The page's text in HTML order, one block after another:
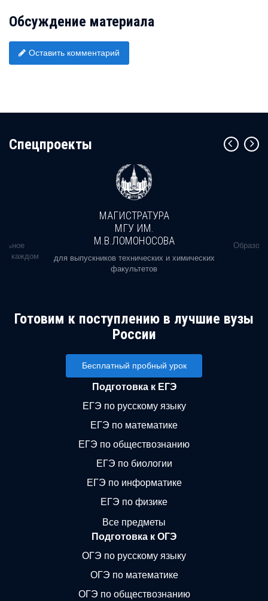
Обсуждение материала
Оставить комментарий
Cпецпроекты
в каждом
МАГИСТРАТУРА
МГУ ИМ.
М.В.ЛОМОНОСОВА
для выпускников технических и химических
факультетов
Готовим к поступлению в лучшие вузы
России
Бесплатный пробный урок
Подготовка к ЕГЭ
ЕГЭ по русскому языку
ЕГЭ по математике
ЕГЭ по обществознанию
ЕГЭ по биологии
ЕГЭ по информатике
ЕГЭ по физике
Все предметы
Подготовка к ОГЭ
ОГЭ по русскому языку
ОГЭ по математике
ОГЭ по обществознанию